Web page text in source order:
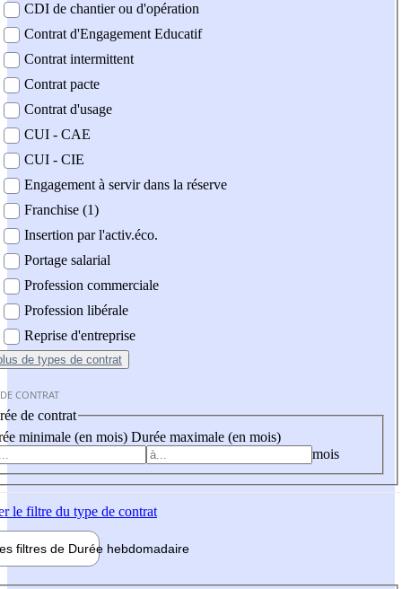
CDI de chantier ou d'opération
Contrat d'Engagement Educatif
Contrat intermittent
Contrat pacte
Contrat d'usage
CUI - CAE
CUI - CIE
Engagement à servir dans la réserve
Franchise (1)
Insertion par l'activ.éco.
Portage salarial
Profession commerciale
Profession libérale
Reprise d'entreprise
de types de contrat
CONTRAT
de contrat
minimale (en mois) Durée maximale (en mois)
mois
le filtre du type de contrat
filtres de Durée hebdomadaire